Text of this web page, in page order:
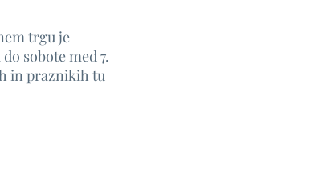
trgu je
sobote med 7.
in praznikih tu